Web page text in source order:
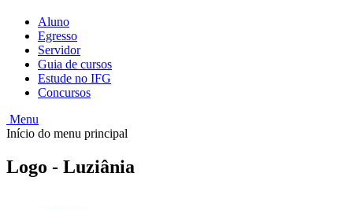
Aluno
Egresso
Servidor
Guia de cursos
Estude no IFG
Concursos
Menu
Início do menu principal
Logo - Luziânia